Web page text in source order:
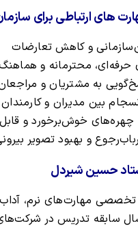
های ارتباطی برای
و کاهش تعارضات
محترمانه و
به مشتریان و
بین مدیران و کارمندان
چهره‌های خوش‌برخورد و
و بهبود تصویر
حسین شیردل
مهارت‌های نرم، آداب